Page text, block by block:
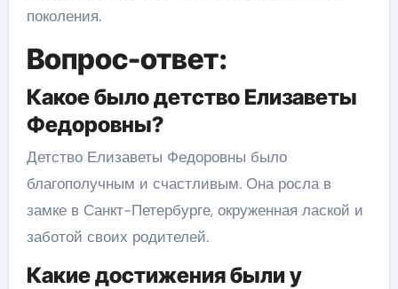
поколения.
Вопрос-ответ:
Какое было детство Елизаветы
Федоровны?
Детство Елизаветы Федоровны было
благополучным и счастливым. Она росла в
замке в Санкт-Петербурге, окруженная лаской и
заботой своих родителей.
Какие достижения были у